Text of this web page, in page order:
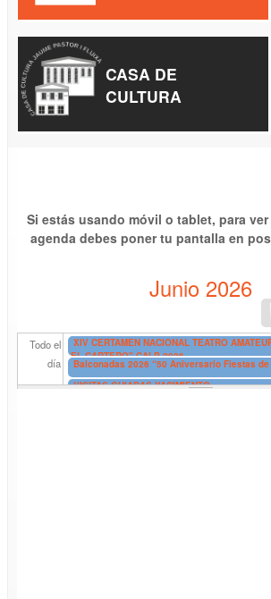
Si estás usando móvil o tablet, para
agenda debes poner tu pantalla en
Junio 2026
Todo el
día
XIV CERTAMEN NACIONAL TEATRO
EL CARTERO" CALP 2026
Balconadas 2026 “50 Aniversario Fiestas
VISITAS GUIADAS YACIMIENTO
CASA DE
CULTURA